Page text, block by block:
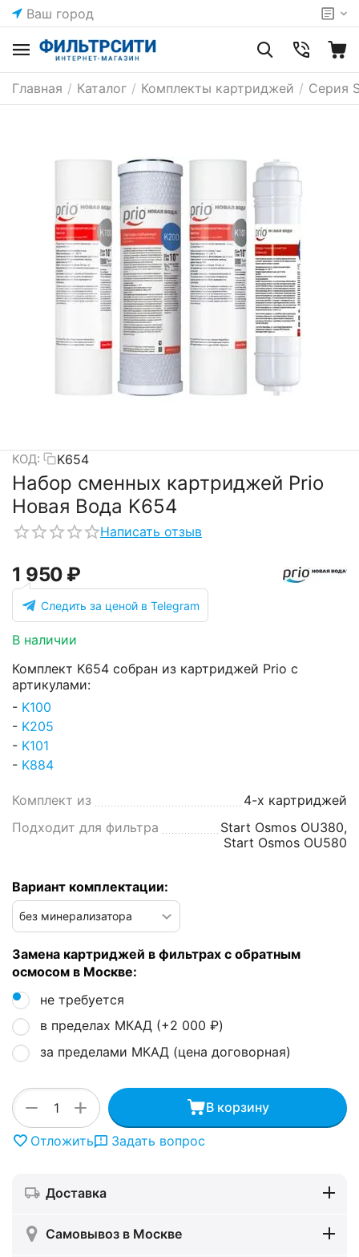
Ваш город
Главная / Каталог / Комплекты картриджей / Серия
КОД: K654
Набор сменных картриджей Prio
Новая Вода K654
Написать отзыв
1 950 ₽
Следить за ценой в Telegram
В наличии
Комплект K654 собран из картриджей Prio с
артикулами:
- K100
- K205
- K101
- K884
Комплект из
4-х картриджей
Подходит для фильтра
Start Osmos OU380,
Start Osmos OU580
Вариант комплектации:
Замена картриджей в фильтрах с обратным
осмосом в Москве:
не требуется
в пределах МКАД (+2 000 ₽)
за пределами МКАД (цена договорная)
+
− В корзину
Отложить Задать вопрос
Доставка
Самовывоз в Москве